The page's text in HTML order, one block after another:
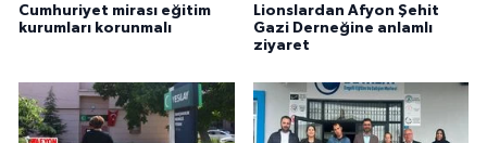
Cumhuriyet mirası eğitim
kurumları korunmalı
Lionslardan Afyon Şehit
Gazi Derneğine anlamlı
ziyaret